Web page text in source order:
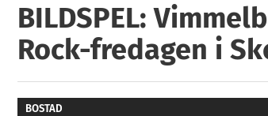
BILDSPEL:
Rock-fredagen i
BOSTAD